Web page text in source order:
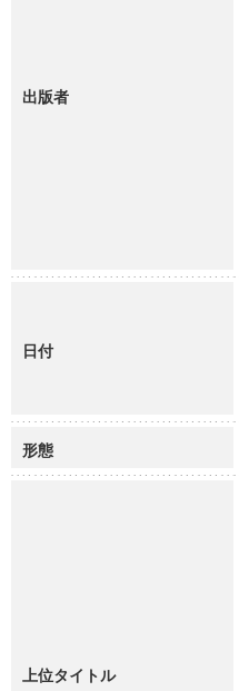
出版者
日付
形態
上位タイトル